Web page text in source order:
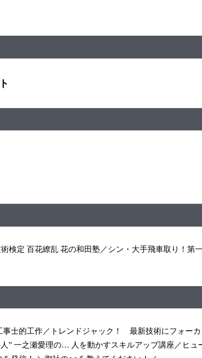
検定 百花繚乱 花の和田塾／シン・大手飛車取り！第
士的工作／トレンドジャック！ 最新技術にフォー
” 一之瀬愛理の… 人を動かすスキルアップ講座／ヒ